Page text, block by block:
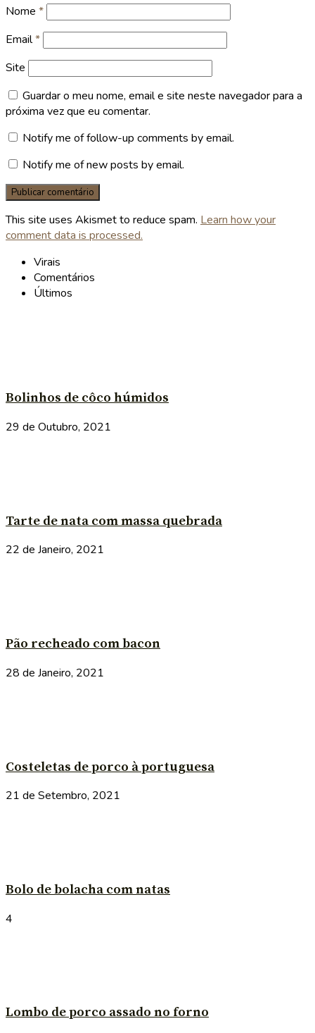
Nome *
Email*
Site
Guardar o meu nome, email e site neste navegador para a
próxima vez que eu comentar.
Notify me of follow-up comments by email.
Notify me of new posts by email.
This site uses Akismet to reduce spam. Learn how your
comment data is processed.
Virais
Comentários
Últimos
Bolinhos de côco húmidos
29 de Outubro, 2021
Tarte de nata com massa quebrada
22 de Janeiro, 2021
Pão recheado com bacon
28 de Janeiro, 2021
Costeletas de porco à portuguesa
21 de Setembro, 2021
Bolo de bolacha com natas
4
Lombo de porco assado no forno